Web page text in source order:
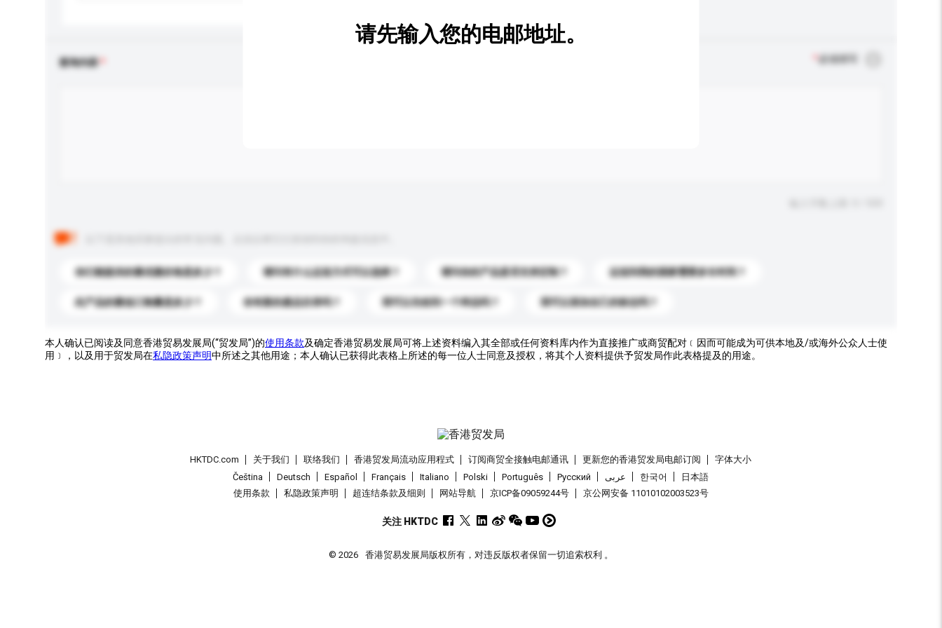
查询内容 必须填写
你们能提供的最优惠价格是多少？ 请问有什么运送方式可以选择？ 请问你的产品是否支持定制？ 运送到我的国家需要多长时间？
此产品的最低订购量是多少？ 你有新的產品目录吗？ 我可以先收到一个样品吗？ 我可以添加自己的标志吗？
请先输入您的电邮地址。
本人确认已阅读及同意香港贸易发展局(“贸发局”)的使用条款及确定香港贸易发展局可将上述资料编入其全部或任何资料库内作为直接推广或商贸配对﹝因而可能成为可供本地及/或海外公众人士使
用﹞，以及用于贸发局在私隐政策声明中所述之其他用途；本人确认已获得此表格上所述的每一位人士同意及授权，将其个人资料提供予贸发局作此表格提及的用途。
HKTDC.com 关于我们 联络我们 香港贸发局流动应用程式 订阅商贸全接触电邮通讯 更新您的香港贸发局电邮订阅
字体大小
Čeština
Deutsch Español Français Italiano Polski Português Pусский عربى 한국어
日本語
使用条款
私隐政策声明 超连结条款及细则 网站导航 京ICP备09059244号 京公网安备 11010102003523号
关注 HKTDC
© 2026 香港贸易发展局版权所有，对违反版权者保留一切追索权利 。